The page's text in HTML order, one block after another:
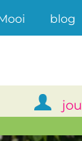
(current)
blog